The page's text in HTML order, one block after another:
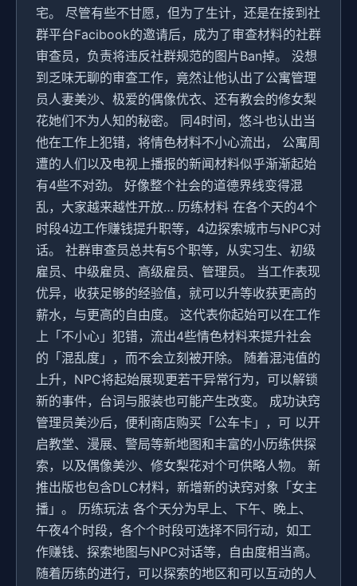
宅。 尽管有些不甘愿，但为了生计，还是在接到社
群平台Facibook的邀请后，成为了审查材料的社群
审查员，负责将违反社群规范的图片Ban掉。 没想
到乏味无聊的审查工作，竟然让他认出了公寓管理
员人妻美沙、极爱的偶像优衣、还有教会的修女梨
花她们不为人知的秘密。 同4时间，悠斗也认出当
他在工作上犯错，将情色材料不小心流出， 公寓周
遭的人们以及电视上播报的新闻材料似乎渐渐起始
有4些不对劲。 好像整个社会的道德界线变得混
乱，大家越来越性开放… 历练材料 在各个天的4个
时段4边工作赚钱提升职等，4边探索城市与NPC对
话。 社群审查员总共有5个职等，从实习生、初级
雇员、中级雇员、高级雇员、管理员。 当工作表现
优异，收获足够的经验值，就可以升等收获更高的
薪水，与更高的自由度。 这代表你起始可以在工作
上「不小心」犯错，流出4些情色材料来提升社会
的「混乱度」，而不会立刻被开除。 随着混沌值的
上升，NPC将起始展现更若干异常行为，可以解锁
新的事件，台词与服装也可能产生改变。 成功诀窍
管理员美沙后，便利商店购买「公车卡」，可 以开
启教堂、漫展、警局等新地图和丰富的小历练供探
索，以及偶像美沙、修女梨花对个可供略人物。 新
推出版也包含DLC材料，新增新的诀窍对象「女主
播」。 历练玩法 各个天分为早上、下午、晚上、
午夜4个时段，各个个时段可选择不同行动，如工
作赚钱、探索地图与NPC对话等，自由度相当高。
随着历练的进行，可以探索的地区和可以互动的人